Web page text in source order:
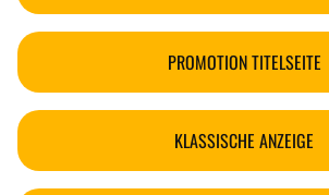
PROMOTION TITELSEITE
KLASSISCHE ANZEIGE